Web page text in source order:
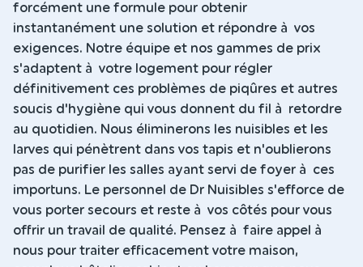
forcément une formule pour obtenir
instantanément une solution et répondre à vos
exigences. Notre équipe et nos gammes de prix
s'adaptent à votre logement pour régler
définitivement ces problèmes de piqûres et autres
soucis d'hygiène qui vous donnent du fil à retordre
au quotidien. Nous éliminerons les nuisibles et les
larves qui pénètrent dans vos tapis et n'oublierons
pas de purifier les salles ayant servi de foyer à ces
importuns. Le personnel de Dr Nuisibles s'efforce de
vous porter secours et reste à vos côtés pour vous
offrir un travail de qualité. Pensez à faire appel à
nous pour traiter efficacement votre maison,